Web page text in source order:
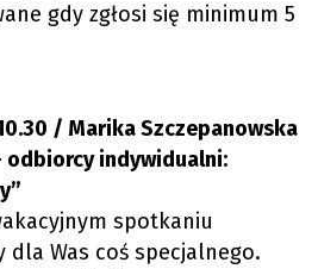
gdy zgłosi się minimum 5
/ Marika Szczepanowska
odbiorcy indywidualni:
spotkaniu
Was coś specjalnego.